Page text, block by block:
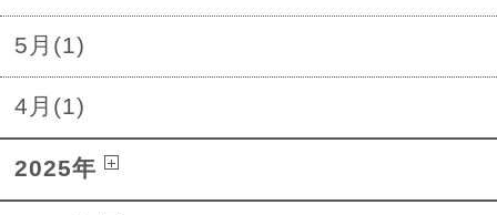
5月(1)
4月(1)
2025年